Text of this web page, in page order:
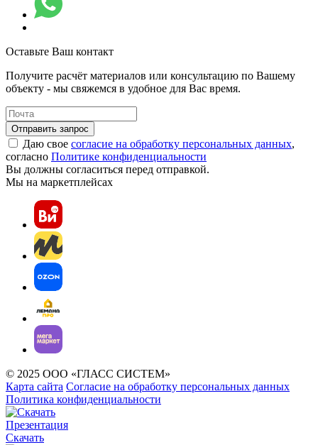
Оставьте Ваш контакт
Получите расчёт материалов или консультацию по Вашему
объекту - мы свяжемся в удобное для Вас время.
Отправить запрос
Даю свое согласие на обработку персональных данных,
согласно Политике конфиденциальности
Вы должны согласиться перед отправкой.
Мы на маркетплейсах
© 2025 ООО «ГЛАСС СИСТЕМ»
Карта сайта Согласие на обработку персональных данных
Политика конфиденциальности
Презентация
Скачать